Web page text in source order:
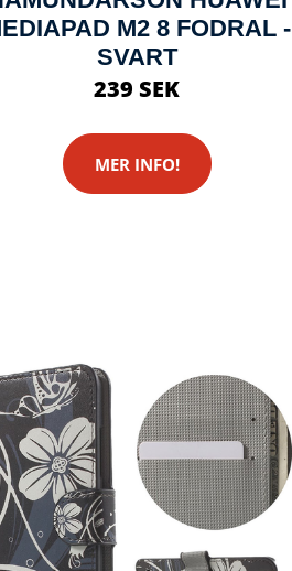
M2 8 FODRAL -
SVART
239 SEK
MER INFO!